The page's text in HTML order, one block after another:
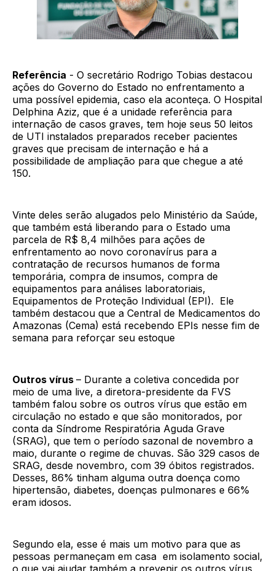
Referência - O secretário Rodrigo Tobias destacou
ações do Governo do Estado no enfrentamento a
uma possível epidemia, caso ela aconteça. O Hospital
Delphina Aziz, que é a unidade referência para
internação de casos graves, tem hoje seus 50 leitos
de UTI instalados preparados receber pacientes
graves que precisam de internação e há a
possibilidade de ampliação para que chegue a até
150.
Vinte deles serão alugados pelo Ministério da Saúde,
que também está liberando para o Estado uma
parcela de R$ 8,4 milhões para ações de
enfrentamento ao novo coronavírus para a
contratação de recursos humanos de forma
temporária, compra de insumos, compra de
equipamentos para análises laboratoriais,
Equipamentos de Proteção Individual (EPI). Ele
também destacou que a Central de Medicamentos do
Amazonas (Cema) está recebendo EPIs nesse fim de
semana para reforçar seu estoque
Outros vírus – Durante a coletiva concedida por
meio de uma live, a diretora-presidente da FVS
também falou sobre os outros vírus que estão em
circulação no estado e que são monitorados, por
conta da Síndrome Respiratória Aguda Grave
(SRAG), que tem o período sazonal de novembro a
maio, durante o regime de chuvas. São 329 casos de
SRAG, desde novembro, com 39 óbitos registrados.
Desses, 86% tinham alguma outra doença como
hipertensão, diabetes, doenças pulmonares e 66%
eram idosos.
Segundo ela, esse é mais um motivo para que as
pessoas permaneçam em casa em isolamento social,
o que vai ajudar também a prevenir os outros vírus